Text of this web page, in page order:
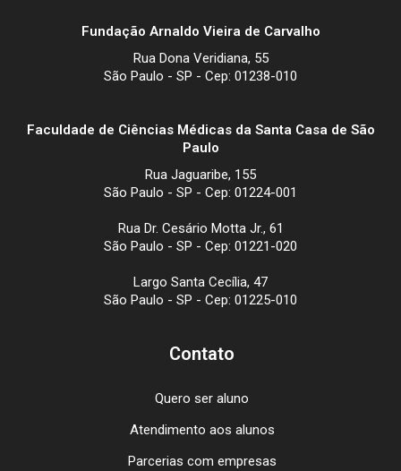
Fundação Arnaldo Vieira de Carvalho
Rua Dona Veridiana, 55
São Paulo - SP - Cep: 01238-010
Faculdade de Ciências Médicas da Santa Casa de São
Paulo
Rua Jaguaribe, 155
São Paulo - SP - Cep: 01224-001
Rua Dr. Cesário Motta Jr., 61
São Paulo - SP - Cep: 01221-020
Largo Santa Cecília, 47
São Paulo - SP - Cep: 01225-010
Contato
Quero ser aluno
Atendimento aos alunos
Parcerias com empresas